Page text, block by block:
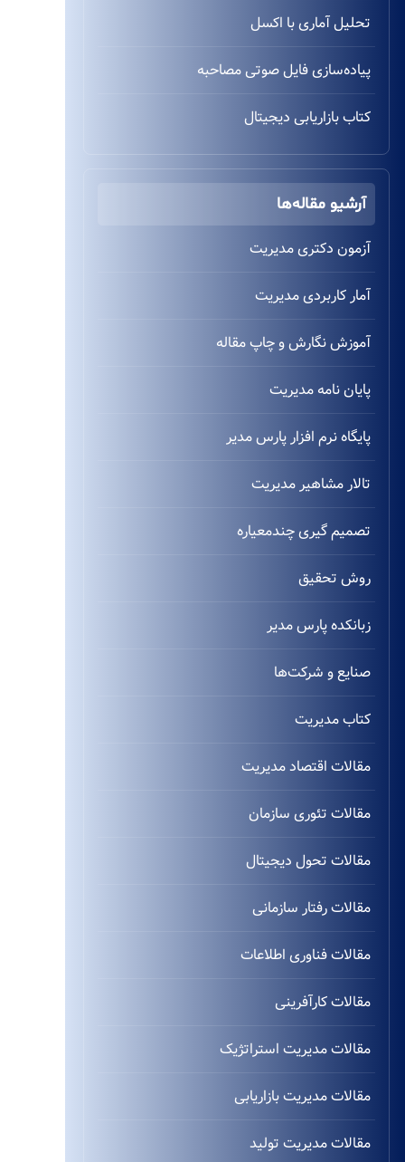
تحلیل آماری با اکسل
پیاده‌سازی فایل صوتی مصاحبه
کتاب بازاریابی دیجیتال
آرشیو مقاله‌ها
آزمون دکتری مدیریت
آمار کاربردی مدیریت
آموزش نگارش و چاپ مقاله
پایان نامه مدیریت
پایگاه نرم افزار پارس مدیر
تالار مشاهیر مدیریت
تصمیم گیری چندمعیاره
روش تحقیق
زبانکده پارس مدیر
صنایع و شرکت‌ها
کتاب مدیریت
مقالات اقتصاد مدیریت
مقالات تئوری سازمان
مقالات تحول دیجیتال
مقالات رفتار سازمانی
مقالات فناوری اطلاعات
مقالات کارآفرینی
مقالات مدیریت استراتژیک
مقالات مدیریت بازاریابی
مقالات مدیریت تولید